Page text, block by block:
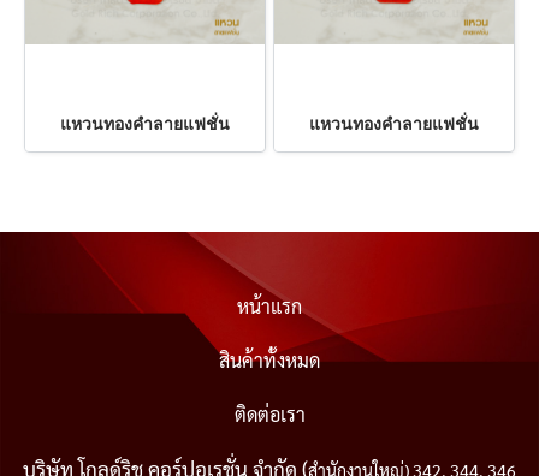
แหวนทองคำลายแฟชั่น แหวนทองคำลายแฟชั่น
หน้าแรก
สินค้าทั้งหมด
ติดต่อเรา
บริษัท โกลด์ริช คอร์ปอเรชั่น จำกัด (สำนักงานใหญ่) 342, 344, 346